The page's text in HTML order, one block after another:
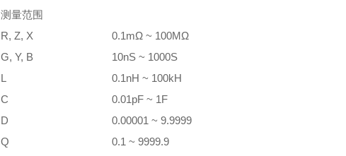
测量范围
R, Z, X
0.1mΩ ~ 100MΩ
G, Y, B
10nS ~ 1000S
L
0.1nH ~ 100kH
C
0.01pF ~ 1F
D
0.00001 ~ 9.9999
Q
0.1 ~ 9999.9